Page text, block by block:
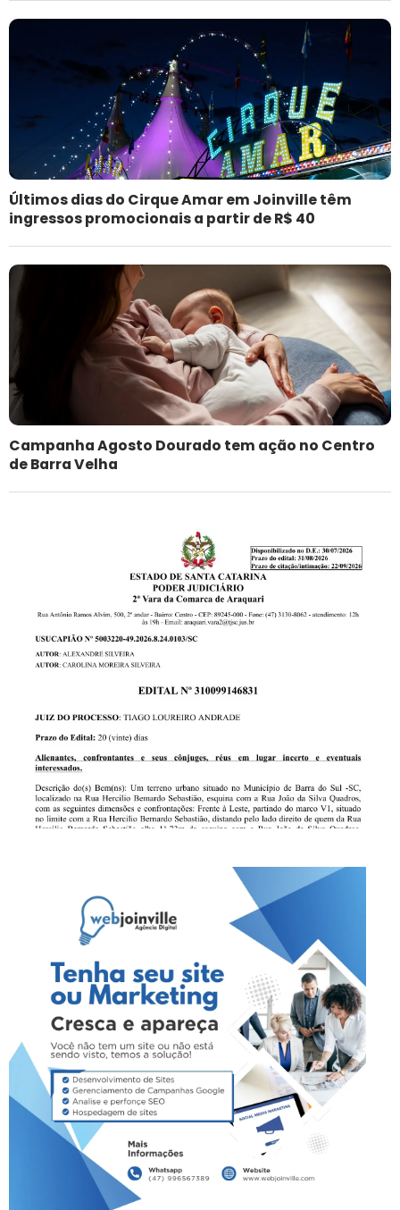
Últimos dias do Cirque Amar em Joinville têm
ingressos promocionais a partir de R$ 40
Campanha Agosto Dourado tem ação no Centro
de Barra Velha